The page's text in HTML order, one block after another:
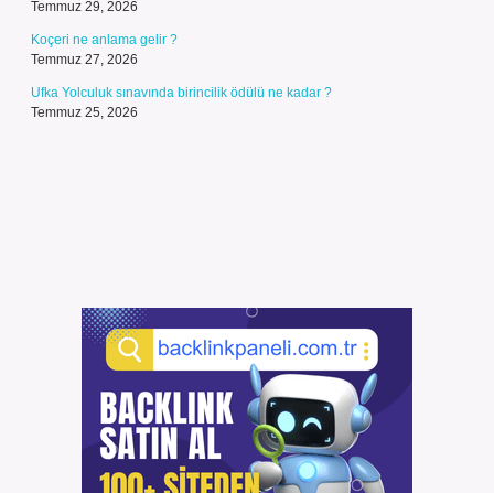
Temmuz 29, 2026
Koçeri ne anlama gelir ?
Temmuz 27, 2026
Ufka Yolculuk sınavında birincilik ödülü ne kadar ?
Temmuz 25, 2026